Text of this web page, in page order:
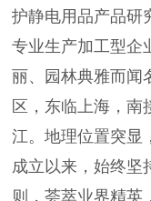
护静电用品产品研
专业生产加工型企
丽、园林典雅而闻
区，东临上海，南
江。地理位置突显
成立以来，始终坚
则，荟萃业界精英